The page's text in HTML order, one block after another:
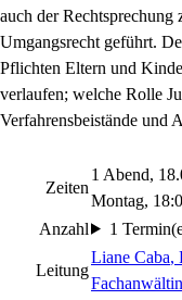
auch der Rechtsprechung
Umgangsrecht geführt.
Pflichten Eltern und
verlaufen; welche Rolle
Verfahrensbeistände und
Zeiten
1 Abend,
Montag,
Anzahl
1
Leitung
Liane Caba,